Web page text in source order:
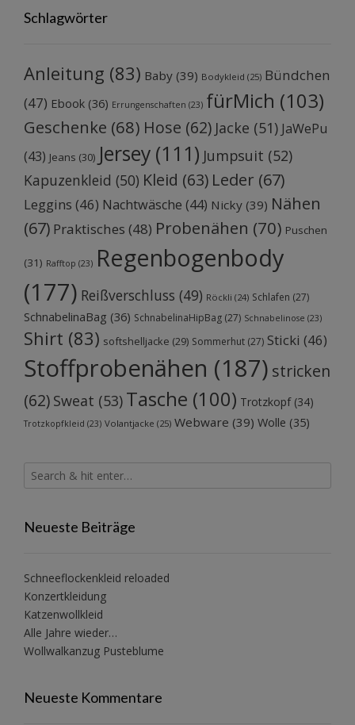
Schlagwörter
Anleitung (83) Baby (39) Bodykleid (25) Bündchen
(47) Ebook (36) Errungenschaften (23) fürMich (103)
Geschenke (68) Hose (62) Jacke (51) JaWePu
(43) Jeans (30) Jersey (111) Jumpsuit (52)
Kapuzenkleid (50) Kleid (63) Leder (67)
Leggins (46) Nachtwäsche (44) Nicky (39) Nähen
(67) Praktisches (48) Probenähen (70) Puschen
(31) Rafftop (23) Regenbogenbody
(177) Reißverschluss (49) Röckli (24) Schlafen (27)
SchnabelinaBag (36) SchnabelinaHipBag (27) Schnabelinose (23)
Shirt (83) softshelljacke (29) Sommerhut (27) Sticki (46)
Stoffprobenähen (187) stricken
(62) Sweat (53) Tasche (100) Trotzkopf(34)
Trotzkopfkleid (23) Volantjacke (25) Webware (39) Wolle (35)
Neueste Beiträge
Schneeflockenkleid reloaded
Konzertkleidung
Katzenwollkleid
Alle Jahre wieder…
Wollwalkanzug Pusteblume
Neueste Kommentare